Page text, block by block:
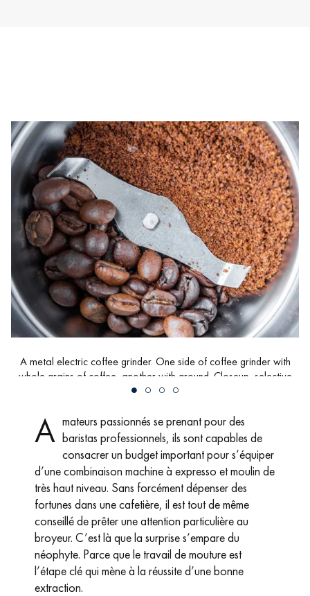
A metal electric coffee grinder. One side of coffee grinder with
whole grains of coffee, another with ground. Closeup, selective
focus, top view
A mateurs passionnés se prenant pour des
baristas professionnels, ils sont capables de
consacrer un budget important pour s’équiper
d’une combinaison machine à expresso et moulin de
très haut niveau. Sans forcément dépenser des
fortunes dans une cafetière, il est tout de même
conseillé de prêter une attention particulière au
broyeur. C’est là que la surprise s’empare du
néophyte. Parce que le travail de mouture est
l’étape clé qui mène à la réussite d’une bonne
extraction.